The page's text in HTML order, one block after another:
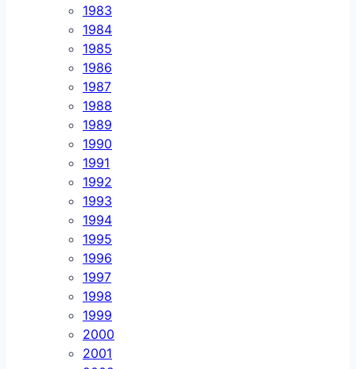
1983
1984
1985
1986
1987
1988
1989
1990
1991
1992
1993
1994
1995
1996
1997
1998
1999
2000
2001